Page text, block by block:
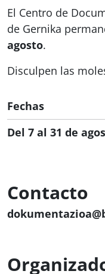
El Centro de
de Gernika
agosto.
Disculpen las
Fechas
Del 7 al 31 de
Contacto